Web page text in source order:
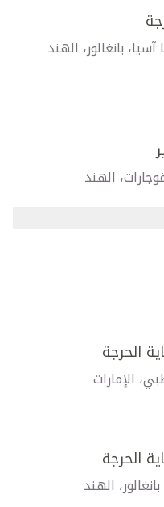
بانغالور، الهند
الهند
الحرجة
الإمارات
الحرجة
الهند